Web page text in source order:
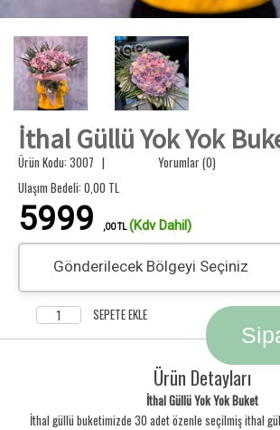
İthal Güllü Yok Yok
Ürün Kodu: 3007 |
Yorumlar (0)
Ulaşım Bedeli: 0,00 TL
5999 ,00 TL(Kdv Dahil)
Gönderilecek Bölgeyi Seçiniz
SEPETE EKLE
Ürün Detayları
İthal Güllü Yok Yok Buket
İthal güllü buketimizde 30 adet özenle seçilmiş ithal